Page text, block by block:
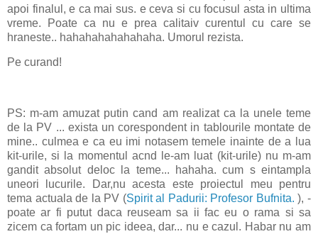
apoi finalul, e ca mai sus. e ceva si cu focusul asta in ultima
vreme. Poate ca nu e prea calitaiv curentul cu care se
hraneste.. hahahahahahahaha. Umorul rezista.
Pe curand!
PS: m-am amuzat putin cand am realizat ca la unele teme
de la PV ... exista un corespondent in tablourile montate de
mine.. culmea e ca eu imi notasem temele inainte de a lua
kit-urile, si la momentul acnd le-am luat (kit-urile) nu m-am
gandit absolut deloc la teme... hahaha. cum s eintampla
uneori lucurile. Dar,nu acesta este proiectul meu pentru
tema actuala de la PV (Spirit al Padurii: Profesor Bufnita.), -
poate ar fi putut daca reuseam sa ii fac eu o rama si sa
zicem ca fortam un pic ideea, dar... nu e cazul. Habar nu am